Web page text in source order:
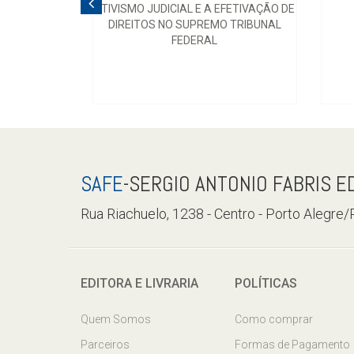
ATIVISMO JUDICIAL E A EFETIVAÇÃO DE
DIREITOS NO SUPREMO TRIBUNAL
FEDERAL
SAFE-SERGIO ANTONIO FABRIS
Rua Riachuelo, 1238 - Centro - Porto
EDITORA E LIVRARIA
Quem Somos
Parceiros
POLÍTICAS
Como comprar
Formas de Pagamento